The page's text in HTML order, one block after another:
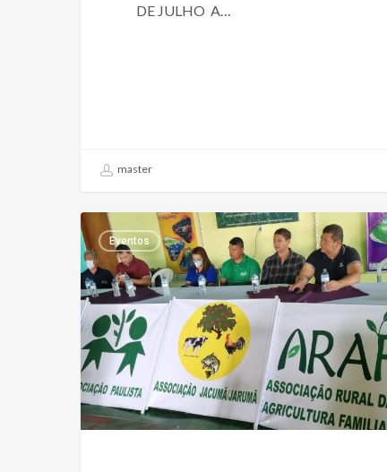
DE JULHO A…
master
Eventos